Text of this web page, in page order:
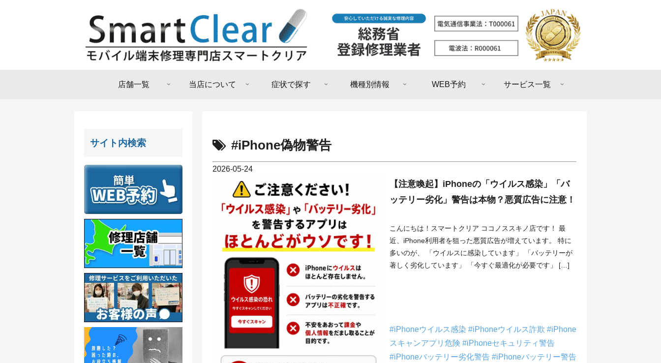
店舗一覧 当店について 症状で探す 機種別情報 WEB予約 サービス一覧
#iPhone偽物警告
2026-05-24
【注意喚起】iPhoneの「ウイルス感染」「バ
ッテリー劣化」警告は本物？悪質広告に注意！
こんにちは！スマートクリア ココノススキノ店です！ 最
近、iPhone利用者を狙った悪質広告が増えています。 特に
多いのが、 「ウイルスに感染しています」 「バッテリーが
著しく劣化しています」 「今すぐ最適化が必要です」 […]
#iPhoneウイルス感染 #iPhoneウイルス詐欺 #iPhone
スキャンアプリ危険 #iPhoneセキュリティ警告
#iPhoneバッテリー劣化警告 #iPhoneバッテリー警告
サイト内検索